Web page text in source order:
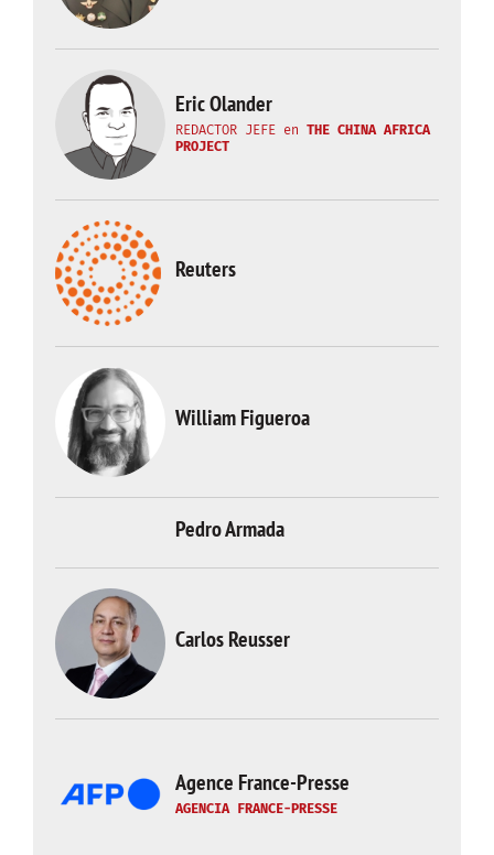
Eric Olander
REDACTOR JEFE en THE CHINA AFRICA
PROJECT
Reuters
William Figueroa
Pedro Armada
Carlos Reusser
Agence France-Presse
AGENCIA FRANCE-PRESSE